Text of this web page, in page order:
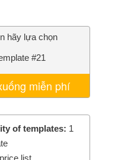
hãy lựa chọn
#21
miễn phí
of templates: 1
price list